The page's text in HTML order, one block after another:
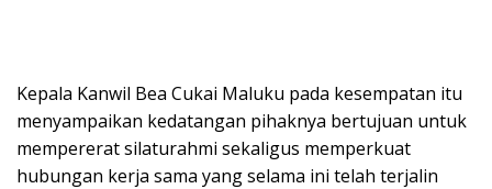
Kepala Kanwil Bea Cukai Maluku pada kesempatan itu
menyampaikan kedatangan pihaknya bertujuan untuk
mempererat silaturahmi sekaligus memperkuat
hubungan kerja sama yang selama ini telah terjalin